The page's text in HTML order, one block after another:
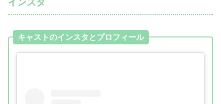
インスタ
キャストのインスタとプロフィール